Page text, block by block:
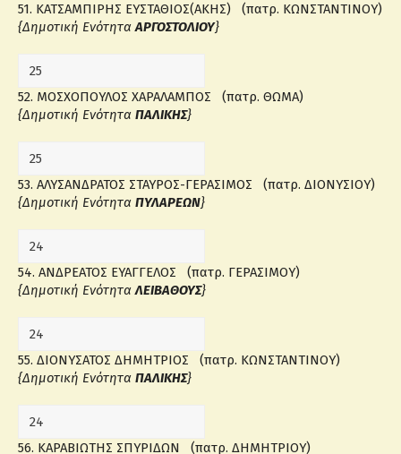
51. ΚΑΤΣΑΜΠΙΡΗΣ ΕΥΣΤΑΘΙΟΣ(ΑΚΗΣ) (πατρ. ΚΩΝΣΤΑΝΤΙΝΟΥ)
{Δημοτική ΕνότηταΑΡΓΟΣΤΟΛΙΟΥ}
52. ΜΟΣΧΟΠΟΥΛΟΣ ΧΑΡΑΛΑΜΠΟΣ (πατρ. ΘΩΜΑ)
{Δημοτική Ενότητα ΠΑΛΙΚΗΣ}
53. ΑΛΥΣΑΝΔΡΑΤΟΣ ΣΤΑΥΡΟΣ-ΓΕΡΑΣΙΜΟΣ (πατρ. ΔΙΟΝΥΣΙΟΥ)
{Δημοτική Ενότητα ΠΥΛΑΡΕΩΝ}
54. ΑΝΔΡΕΑΤΟΣ ΕΥΑΓΓΕΛΟΣ (πατρ. ΓΕΡΑΣΙΜΟΥ)
{Δημοτική ΕνότηταΛΕΙΒΑΘΟΥΣ}
55. ΔΙΟΝΥΣΑΤΟΣ ΔΗΜΗΤΡΙΟΣ (πατρ. ΚΩΝΣΤΑΝΤΙΝΟΥ)
{Δημοτική Ενότητα ΠΑΛΙΚΗΣ}
56. ΚΑΡΑΒΙΩΤΗΣ ΣΠΥΡΙΔΩΝ (πατρ. ΔΗΜΗΤΡΙΟΥ)